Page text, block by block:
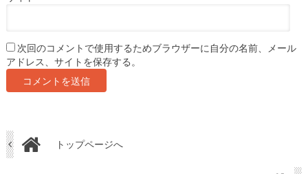
次回のコメントで使用するためブラウザーに自分の名前、メール
アドレス、サイトを保存する。
トップページへ